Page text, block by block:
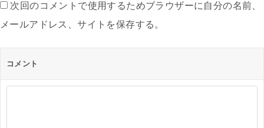
次回のコメントで使用するためブラウザーに自分の名前、
メールアドレス、サイトを保存する。
コメント